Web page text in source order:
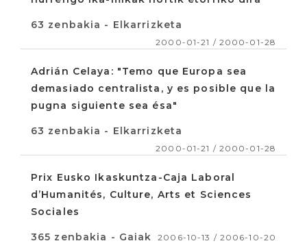
63 zenbakia - Elkarrizketa
2000-01-21 / 2000-01-28
Adrián Celaya: "Temo que Europa sea
demasiado centralista, y es posible que la
pugna siguiente sea ésa"
63 zenbakia - Elkarrizketa
2000-01-21 / 2000-01-28
Prix Eusko Ikaskuntza-Caja Laboral
d’Humanités, Culture, Arts et Sciences
Sociales
365 zenbakia - Gaiak 2006-10-13 / 2006-10-20